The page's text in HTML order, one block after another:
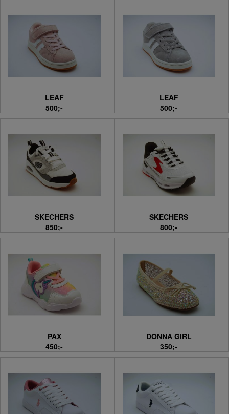
LEAF
500;-
LEAF
500;-
SKECHERS
850;-
SKECHERS
800;-
PAX
450;-
DONNA GIRL
350;-